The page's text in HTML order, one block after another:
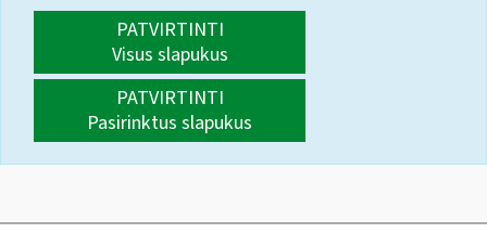
PATVIRTINTI
Visus slapukus
PATVIRTINTI
Pasirinktus slapukus